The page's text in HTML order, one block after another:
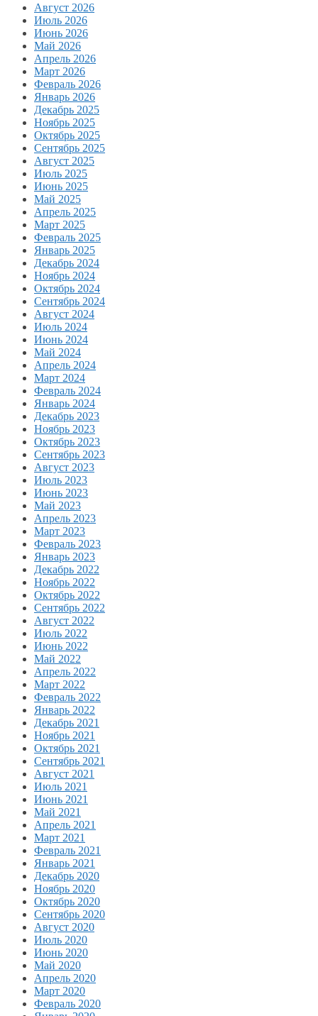
Август 2026
Июль 2026
Июнь 2026
Май 2026
Апрель 2026
Март 2026
Февраль 2026
Январь 2026
Декабрь 2025
Ноябрь 2025
Октябрь 2025
Сентябрь 2025
Август 2025
Июль 2025
Июнь 2025
Май 2025
Апрель 2025
Март 2025
Февраль 2025
Январь 2025
Декабрь 2024
Ноябрь 2024
Октябрь 2024
Сентябрь 2024
Август 2024
Июль 2024
Июнь 2024
Май 2024
Апрель 2024
Март 2024
Февраль 2024
Январь 2024
Декабрь 2023
Ноябрь 2023
Октябрь 2023
Сентябрь 2023
Август 2023
Июль 2023
Июнь 2023
Май 2023
Апрель 2023
Март 2023
Февраль 2023
Январь 2023
Декабрь 2022
Ноябрь 2022
Октябрь 2022
Сентябрь 2022
Август 2022
Июль 2022
Июнь 2022
Май 2022
Апрель 2022
Март 2022
Февраль 2022
Январь 2022
Декабрь 2021
Ноябрь 2021
Октябрь 2021
Сентябрь 2021
Август 2021
Июль 2021
Июнь 2021
Май 2021
Апрель 2021
Март 2021
Февраль 2021
Январь 2021
Декабрь 2020
Ноябрь 2020
Октябрь 2020
Сентябрь 2020
Август 2020
Июль 2020
Июнь 2020
Май 2020
Апрель 2020
Март 2020
Февраль 2020